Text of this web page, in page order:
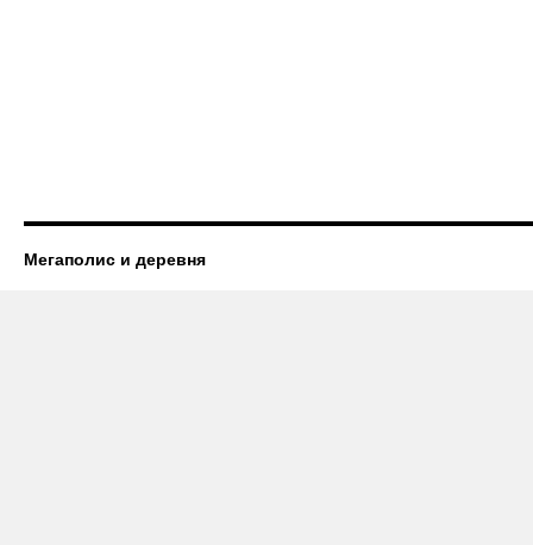
Мегаполис и деревня